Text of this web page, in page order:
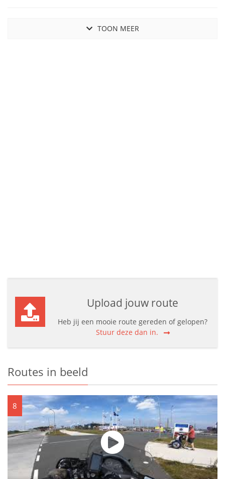
TOON MEER
Upload jouw route
Heb jij een mooie route gereden of gelopen?
Stuur deze dan in.
Routes in beeld
8